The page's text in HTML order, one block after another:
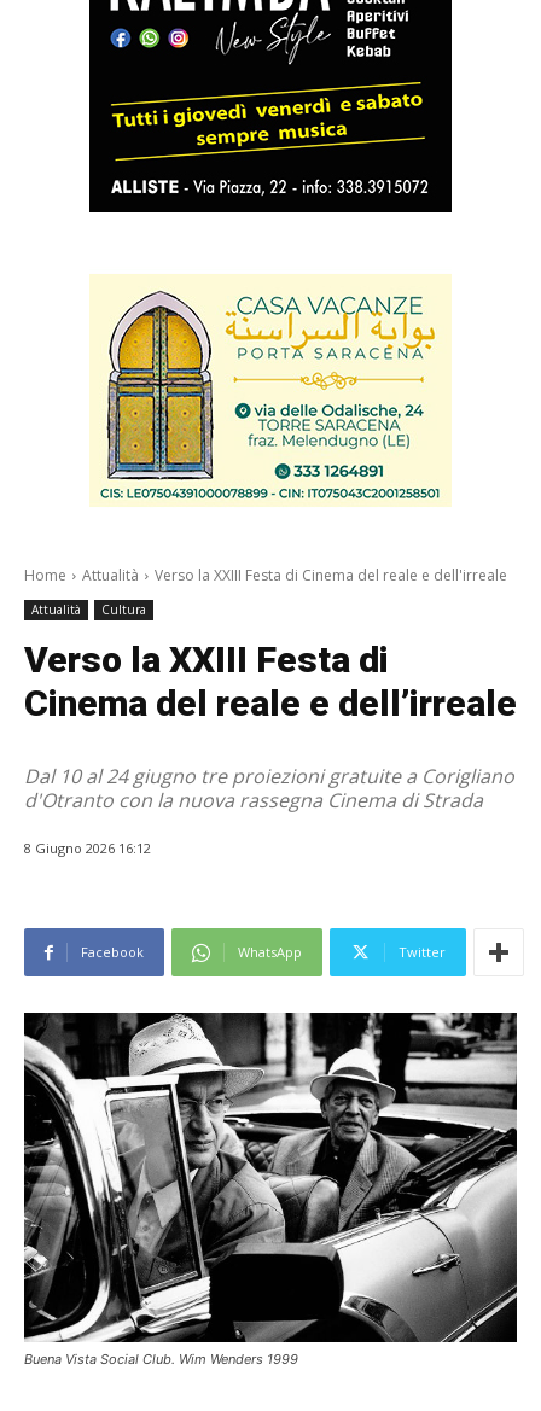
Home Attualità Verso la XXIII Festa di Cinema del reale e dell'irreale
Attualità Cultura
Verso la XXIII Festa di
Cinema del reale e dell’irreale
Dal 10 al 24 giugno tre proiezioni gratuite a Corigliano
d'Otranto con la nuova rassegna Cinema di Strada
8 Giugno 2026 16:12
Facebook WhatsApp Twitter
Buena Vista Social Club. Wim Wenders 1999